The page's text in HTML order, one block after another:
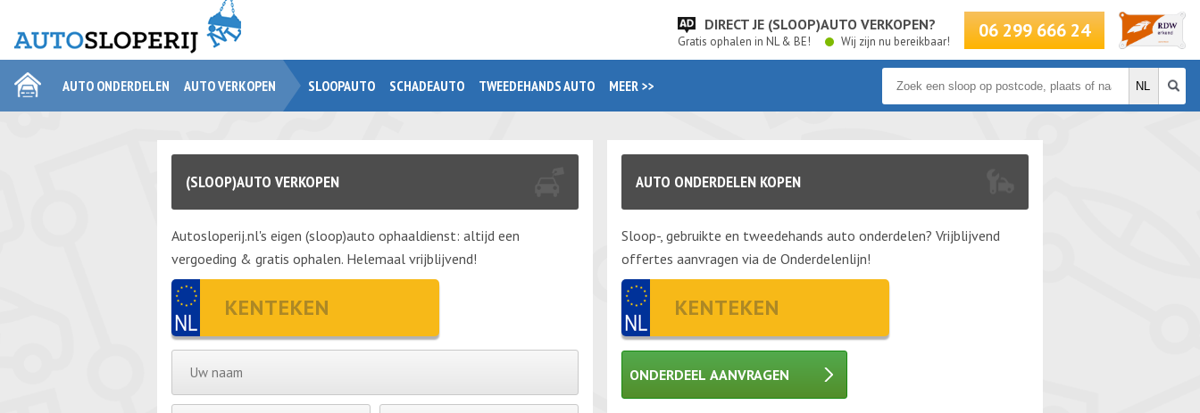
DIRECT JE (SLOOP)AUTO VERKOPEN?
Gratis ophalen in NL & BE! Wij zijn nu bereikbaar! 06 299 666 24
AUTO ONDERDELEN AUTO VERKOPEN SLOOPAUTO SCHADEAUTO TWEEDEHANDS AUTO MEER >>
(SLOOP)AUTO VERKOPEN
Autosloperij.nl's eigen (sloop)auto ophaaldienst: altijd een
vergoeding & gratis ophalen. Helemaal vrijblijvend!
AUTO ONDERDELEN KOPEN
Sloop-, gebruikte en tweedehands auto onderdelen? Vrijblijvend
offertes aanvragen via de Onderdelenlijn!
ONDERDEEL AANVRAGEN